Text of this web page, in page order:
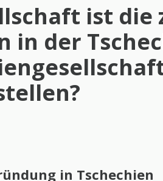
ist
der
in Tschechien